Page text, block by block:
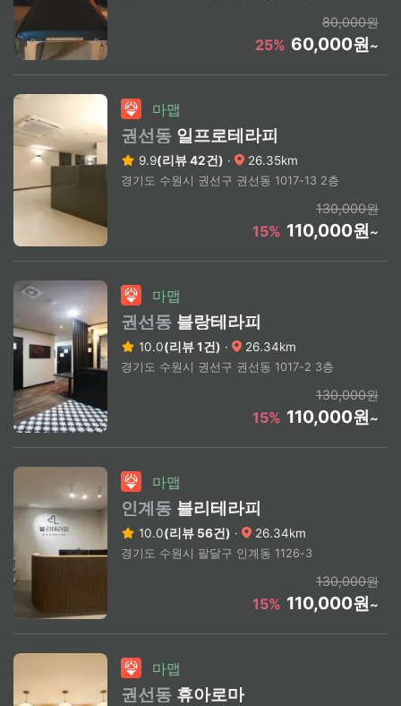
80,000원
25% 60,000원~
마맵
권선동 일프로테라피
9.9(리뷰 42건) · 26.35km
경기도 수원시 권선구 권선동 1017-13 2층
130,000원
15% 110,000원~
마맵
권선동 블랑테라피
10.0(리뷰 1건) · 26.34km
경기도 수원시 권선구 권선동 1017-2 3층
130,000원
15% 110,000원~
마맵
인계동 블리테라피
10.0(리뷰 56건) · 26.34km
경기도 수원시 팔달구 인계동 1126-3
130,000원
15% 110,000원~
마맵
권선동 휴아로마